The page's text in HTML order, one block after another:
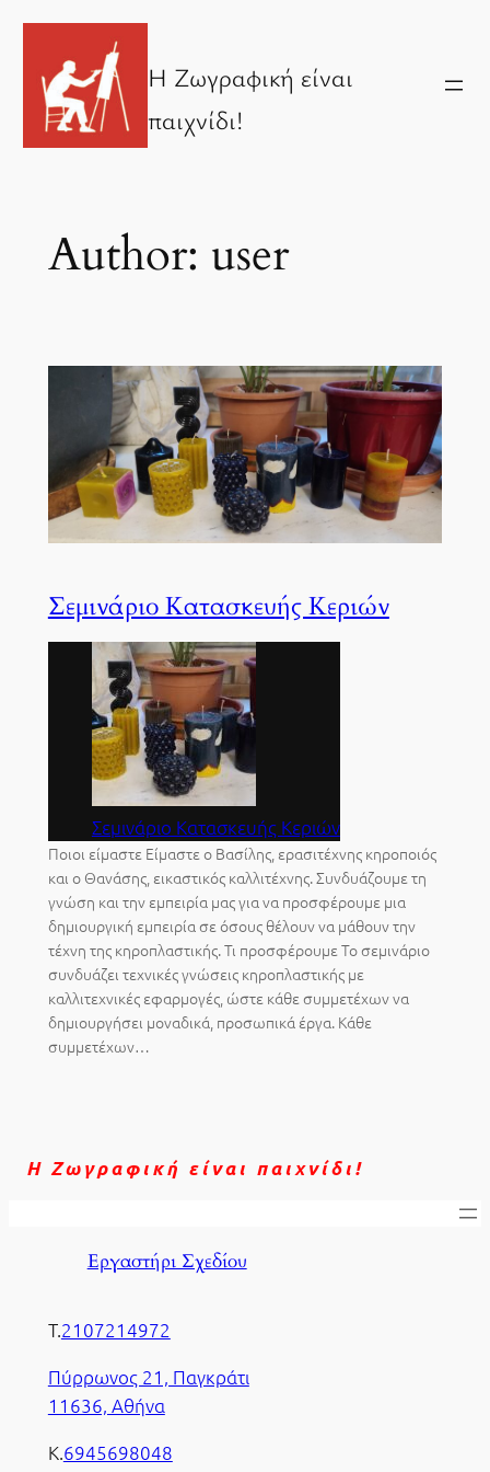
Skip
content
Η Ζωγραφική είναι
παιχνίδι!
Author: user
Σεμινάριο Κατασκευής Κεριών
Σεμινάριο Κατασκευής Κεριών
Ποιοι είμαστε Είμαστε ο Βασίλης, ερασιτέχνης κηροποιός
και ο Θανάσης, εικαστικός καλλιτέχνης. Συνδυάζουμε τη
γνώση και την εμπειρία μας για να προσφέρουμε μια
δημιουργική εμπειρία σε όσους θέλουν να μάθουν την
τέχνη της κηροπλαστικής. Τι προσφέρουμε Το σεμινάριο
συνδυάζει τεχνικές γνώσεις κηροπλαστικής με
καλλιτεχνικές εφαρμογές, ώστε κάθε συμμετέχων να
δημιουργήσει μοναδικά, προσωπικά έργα. Κάθε
συμμετέχων…
Η Ζωγραφική είναι παιχνίδι!
Εργαστήρι Σχεδίου
Τ.2107214972
Πύρρωνος 21, Παγκράτι
11636, Αθήνα
Κ.6945698048